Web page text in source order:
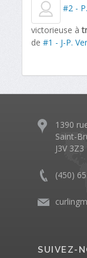
#2 -
victorieuse à
de#1 - J-P.
1390
Saint-
J3V 3Z3
(450)
SUIVEZ-